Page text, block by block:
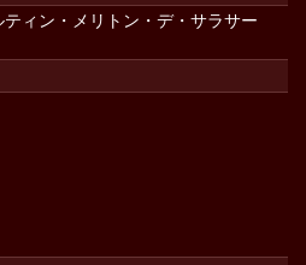
ティン・メリトン・デ・サラサー